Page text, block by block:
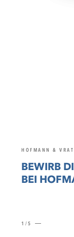
HOFMANN &
BEWIRB
BEI
1/5